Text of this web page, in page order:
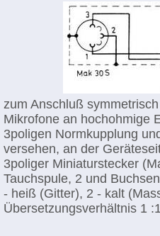
zum Anschluß
Mikrofone an hochohmige
3poligen Normkupplung
versehen, an der
3poliger Miniaturstecker
Tauchspule, 2 und
- heiß (Gitter), 2 - kalt
Übersetzungsverhältnis 1